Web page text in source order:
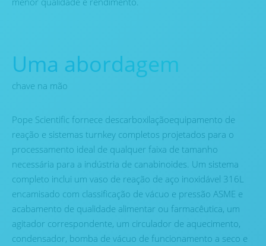
Uma abordagem
chave na mão
Pope Scientific fornece descarboxilaçãoequipamento de
reação e sistemas turnkey completos projetados para o
processamento ideal de qualquer faixa de tamanho
necessária para a indústria de canabinoides. Um sistema
completo inclui um vaso de reação de aço inoxidável 316L
encamisado com classificação de vácuo e pressão ASME e
acabamento de qualidade alimentar ou farmacêutica, um
agitador correspondente, um circulador de aquecimento,
condensador, bomba de vácuo de funcionamento a seco e